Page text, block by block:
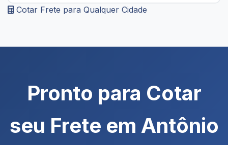
Cotar Frete para Qualquer Cidade
Pronto para Cotar
seu Frete em Antônio